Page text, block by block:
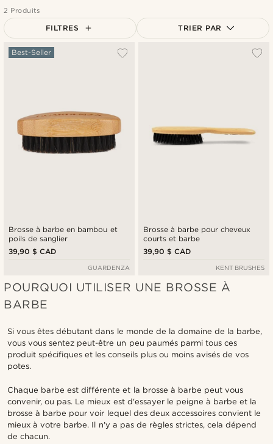
2 Produits
FILTRES TRIER PAR
Brosse à barbe en bambou et
poils de sanglier
Best-Seller
39,90 $ CAD
GUARDENZA
Brosse à barbe pour cheveux
courts et barbe
39,90 $ CAD
KENT BRUSHES
POURQUOI UTILISER UNE BROSSE À
BARBE
Si vous êtes débutant dans le monde de la domaine de la barbe,
vous vous sentez peut-être un peu paumés parmi tous ces
produit spécifiques et les conseils plus ou moins avisés de vos
potes.
Chaque barbe est différente et la brosse à barbe peut vous
convenir, ou pas. Le mieux est d'essayer le peigne à barbe et la
brosse à barbe pour voir lequel des deux accessoires convient le
mieux à votre barbe. Il n'y a pas de règles strictes, cela dépend
de chacun.